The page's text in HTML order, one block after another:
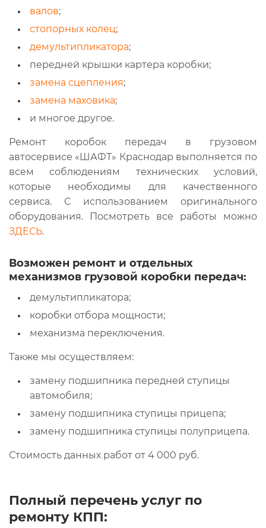
валов;
стопорных колец;
демультипликатора;
передней крышки картера коробки;
замена сцепления;
замена маховика;
и многое другое.
Ремонт коробок передач в грузовом
автосервисе «ШАФТ» Краснодар выполняется по
всем соблюдениям технических условий,
которые необходимы для качественного
сервиса. С использованием оригинального
оборудования. Посмотреть все работы можно
ЗДЕСЬ.
Возможен ремонт и отдельных
механизмов грузовой коробки передач:
демультипликатора;
коробки отбора мощности;
механизма переключения.
Также мы осуществляем:
замену подшипника передней ступицы
автомобиля;
замену подшипника ступицы прицепа;
замену подшипника ступицы полуприцепа.
Стоимость данных работ от 4 000 руб.
Полный перечень услуг по
ремонту КПП: